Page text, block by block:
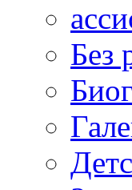
Без